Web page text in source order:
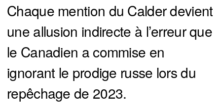
Chaque mention du Calder devient
une allusion indirecte à l’erreur que
le Canadien a commise en
ignorant le prodige russe lors du
repêchage de 2023.